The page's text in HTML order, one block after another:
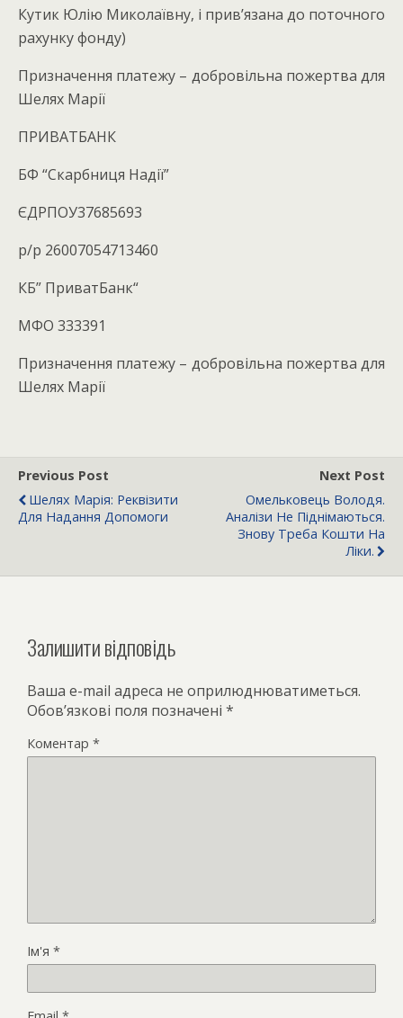
Кутик Юлію Миколаївну, і прив’язана до поточного
рахунку фонду)
Призначення платежу – добровільна пожертва для
Шелях Марії
ПРИВАТБАНК
БФ “Скарбниця Надії”
ЄДРПОУ37685693
р/р 26007054713460
КБ” ПриватБанк“
МФО 333391
Призначення платежу – добровільна пожертва для
Шелях Марії
Previous Post
Шелях Марія: Реквізити
Для Надання Допомоги
Next Post
Омельковець Володя.
Аналізи Не Піднімаються.
Знову Треба Кошти На
Ліки.
Залишити відповідь
Ваша e-mail адреса не оприлюднюватиметься.
Обов’язкові поля позначені *
Коментар *
Ім'я *